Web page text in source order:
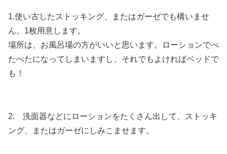
1.使い古したストッキング、またはガーゼでも構いませ
ん。1枚用意します。
場所は、お風呂場の方がいいと思います。ローションでべ
たべたになってしまいますし、それでもよければベッドで
も！
2. 洗面器などにローションをたくさん出して、ストッキ
ング、またはガーゼにしみこませます。